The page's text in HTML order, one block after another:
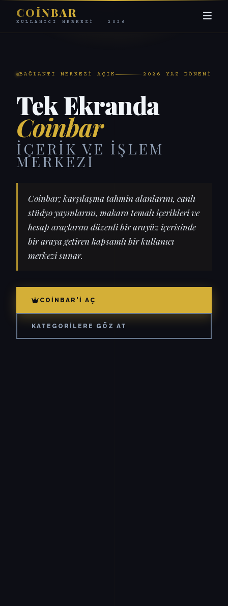
COINBAR
KULLANICI MERKEZI · 2026
BAĞLANTI MERKEZI AÇIK 2026 YAZ DÖNEMI
Tek Ekranda
Coinbar
İÇERIK VE İŞLEM
MERKEZI
Coinbar; karşılaşma tahmin alanlarını, canlı
stüdyo yayınlarını, makara temalı içerikleri ve
hesap araçlarını düzenli bir arayüz içerisinde
bir araya getiren kapsamlı bir kullanıcı
merkezi sunar.
COINBAR'I AÇ
KATEGORILERE GÖZ AT